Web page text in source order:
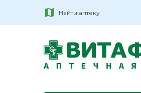
Найти аптеку